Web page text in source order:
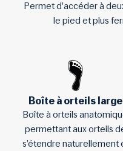
Permet d'accéder à
le pied et plus
Boîte à orteils large
Boîte à orteils
permettant aux orteils
s’étendre naturellement